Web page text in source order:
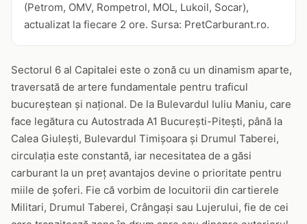
(Petrom, OMV, Rompetrol, MOL, Lukoil, Socar),
actualizat la fiecare 2 ore. Sursa: PretCarburant.ro.
Sectorul 6 al Capitalei este o zonă cu un dinamism aparte,
traversată de artere fundamentale pentru traficul
bucureștean și național. De la Bulevardul Iuliu Maniu, care
face legătura cu Autostrada A1 București-Pitești, până la
Calea Giulești, Bulevardul Timișoara și Drumul Taberei,
circulația este constantă, iar necesitatea de a găsi
carburant la un preț avantajos devine o prioritate pentru
miile de șoferi. Fie că vorbim de locuitorii din cartierele
Militari, Drumul Taberei, Crângași sau Lujerului, fie de cei